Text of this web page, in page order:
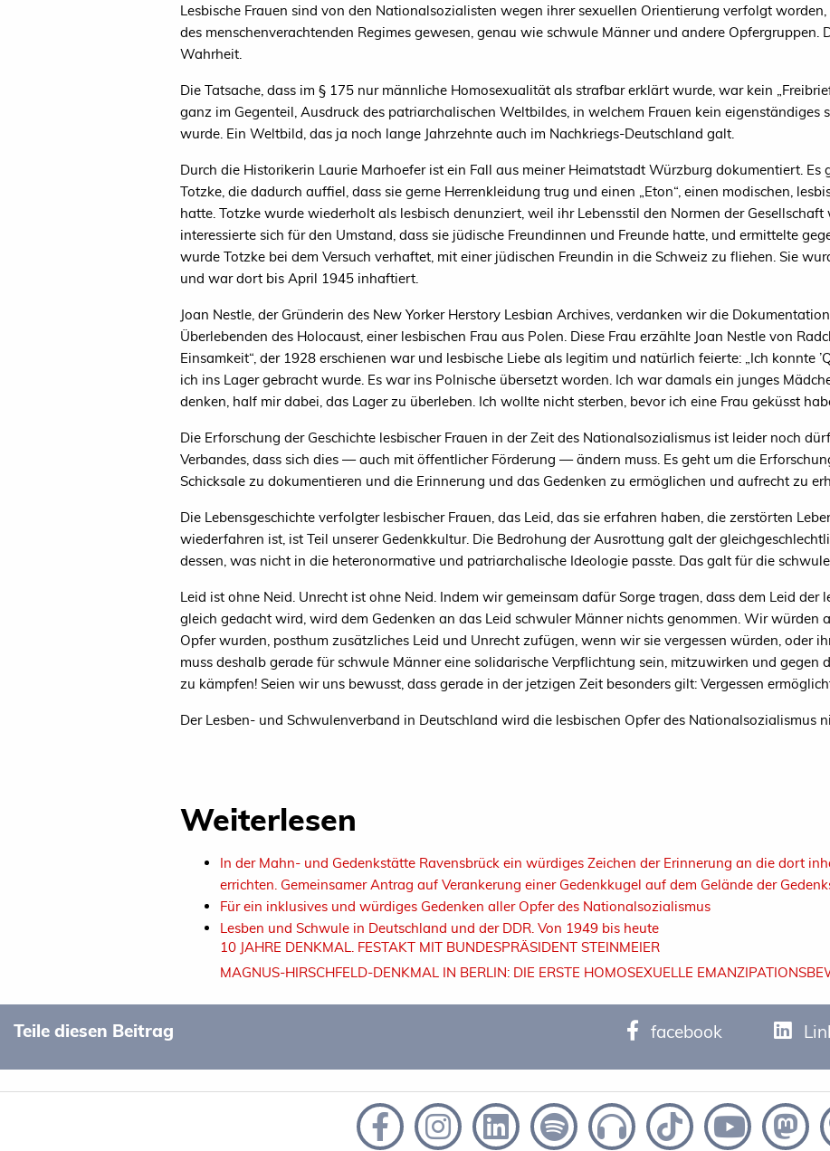
Lesbische Frauen sind von den Nationalsozialisten wegen ihrer sexuellen Orientierung verfolgt
des menschenverachtenden Regimes gewesen, genau wie schwule Männer und andere Opfergruppen.
Wahrheit.
Die Tatsache, dass im § 175 nur männliche Homosexualität als strafbar erklärt wurde, war kein
ganz im Gegenteil, Ausdruck des patriarchalischen Weltbildes, in welchem Frauen kein eigenständiges
wurde. Ein Weltbild, das ja noch lange Jahrzehnte auch im Nachkriegs-Deutschland galt.
Durch die Historikerin Laurie Marhoefer ist ein Fall aus meiner Heimatstadt Würzburg dokumentiert. Es
Totzke, die dadurch auffiel, dass sie gerne Herrenkleidung trug und einen „Eton“, einen modischen,
hatte. Totzke wurde wiederholt als lesbisch denunziert, weil ihr Lebensstil den Normen der Gesellschaft
interessierte sich für den Umstand, dass sie jüdische Freundinnen und Freunde hatte, und ermittelte
wurde Totzke bei dem Versuch verhaftet, mit einer jüdischen Freundin in die Schweiz zu fliehen. Sie
und war dort bis April 1945 inhaftiert.
Joan Nestle, der Gründerin des New Yorker Herstory Lesbian Archives, verdanken wir die
Überlebenden des Holocaust, einer lesbischen Frau aus Polen. Diese Frau erzählte Joan Nestle von
Einsamkeit“, der 1928 erschienen war und lesbische Liebe als legitim und natürlich feierte: „Ich konnte
ich ins Lager gebracht wurde. Es war ins Polnische übersetzt worden. Ich war damals ein junges
denken, half mir dabei, das Lager zu überleben. Ich wollte nicht sterben, bevor ich eine Frau geküsst
Die Erforschung der Geschichte lesbischer Frauen in der Zeit des Nationalsozialismus ist leider noch
Verbandes, dass sich dies — auch mit öffentlicher Förderung — ändern muss. Es geht um die
Schicksale zu dokumentieren und die Erinnerung und das Gedenken zu ermöglichen und aufrecht zu
Die Lebensgeschichte verfolgter lesbischer Frauen, das Leid, das sie erfahren haben, die zerstörten
wiederfahren ist, ist Teil unserer Gedenkkultur. Die Bedrohung der Ausrottung galt der
dessen, was nicht in die heteronormative und patriarchalische Ideologie passte. Das galt für die
Leid ist ohne Neid. Unrecht ist ohne Neid. Indem wir gemeinsam dafür Sorge tragen, dass dem Leid der
gleich gedacht wird, wird dem Gedenken an das Leid schwuler Männer nichts genommen. Wir würden
Opfer wurden, posthum zusätzliches Leid und Unrecht zufügen, wenn wir sie vergessen würden, oder
muss deshalb gerade für schwule Männer eine solidarische Verpflichtung sein, mitzuwirken und gegen
zu kämpfen! Seien wir uns bewusst, dass gerade in der jetzigen Zeit besonders gilt: Vergessen
Der Lesben- und Schwulenverband in Deutschland wird die lesbischen Opfer des Nationalsozialismus
Weiterlesen
In der Mahn- und Gedenkstätte Ravensbrück ein würdiges Zeichen der Erinnerung an die dort
errichten. Gemeinsamer Antrag auf Verankerung einer Gedenkkugel auf dem Gelände der
Für ein inklusives und würdiges Gedenken aller Opfer des Nationalsozialismus
Lesben und Schwule in Deutschland und der DDR. Von 1949 bis heute
10 JAHRE DENKMAL. FESTAKT MIT BUNDESPRÄSIDENT STEINMEIER
MAGNUS-HIRSCHFELD-DENKMAL IN BERLIN: DIE ERSTE HOMOSEXUELLE
Teile diesen Beitrag facebook